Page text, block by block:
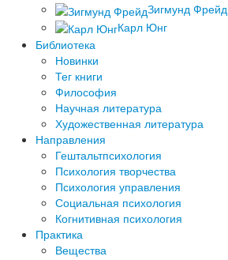
Зигмунд Фрейд
Карл Юнг
Библиотека
Новинки
Тег книги
Философия
Научная литература
Художественная литература
Направления
Гештальтпсихология
Психология творчества
Психология управления
Социальная психология
Когнитивная психология
Практика
Вещества